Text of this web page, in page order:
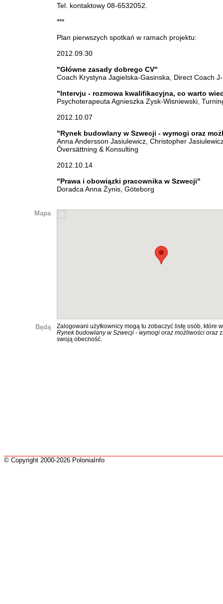
Tel. kontaktowy 08-6532052.
***
Plan pierwszych spotkań w ramach projektu:
2012.09.30
"Główne zasady dobrego CV"
Coach Krystyna Jagielska-Gasinska, Direct Coach
"Intervju - rozmowa kwalifikacyjna, co warto
Psychoterapeuta Agnieszka Zysk-Wisniewski,
2012.10.07
"Rynek budowlany w Szwecji - wymogi oraz
Anna Andersson Jasiulewicz, Christopher
Översättning & Konsulting
2012.10.14
"Prawa i obowiązki pracownika w Szwecji"
Doradca Anna Żynis, Göteborg
Mapa
Będą
Zalogowani użytkownicy mogą tu zobaczyć listę osób, które
Rynek budowlany w Szwecji - wymogi oraz możliwości oraz
swoją obecność.
© Copyright 2000-2026 PoloniaInfo